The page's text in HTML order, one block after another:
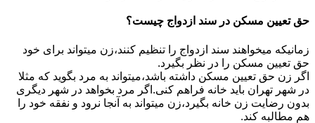
حق تعیین مسکن در سند ازدواج چیست؟
زمانیکه میخواهند سند ازدواج را تنظیم کنند،زن میتواند برای خود
حق تعیین مسکن را در نظر بگیرد.
اگر زن حق تعیین مسکن داشته باشد،میتواند به مرد بگوید که مثلا
در شهر تهران باید خانه فراهم کنی.اگر مرد بخواهد در شهر دیگری
بدون رضایت زن خانه بگیرد،زن میتواند به آنجا نرود و نفقه خود را
هم مطالبه کند.